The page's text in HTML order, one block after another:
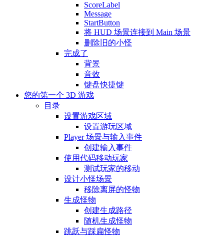
ScoreLabel
Message
StartButton
将 HUD 场景连接到 Main 场景
删除旧的小怪
完成了
背景
音效
键盘快捷键
您的第一个 3D 游戏
目录
设置游戏区域
设置游玩区域
Player 场景与输入事件
创建输入事件
使用代码移动玩家
测试玩家的移动
设计小怪场景
移除离屏的怪物
生成怪物
创建生成路径
随机生成怪物
跳跃与踩扁怪物